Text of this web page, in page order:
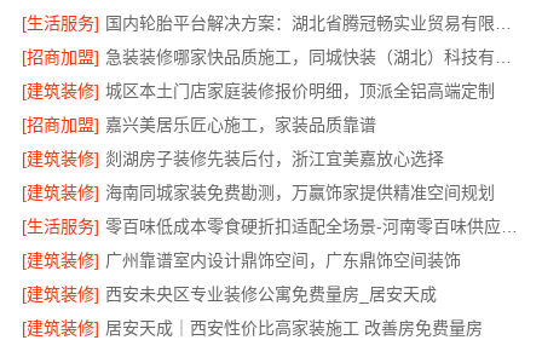
[生活服务]
[招商加盟]
[建筑装修] 城区本土门店家庭装修报价明细，顶派全铝高端定制
[招商加盟] 嘉兴美居乐匠心施工，家装品质靠谱
[建筑装修] 剡湖房子装修先装后付，浙江宜美嘉放心选择
[建筑装修] 海南同城家装免费勘测，万赢饰家提供精准空间规划
[生活服务]
零百味低成本零食硬折扣适配全场景-河南零百味供应链有限公司
[建筑装修] 广州靠谱室内设计鼎饰空间，广东鼎饰空间装饰
[建筑装修] 西安未央区专业装修公寓免费量房_居安天成
[建筑装修] 居安天成｜西安性价比高家装施工 改善房免费量房